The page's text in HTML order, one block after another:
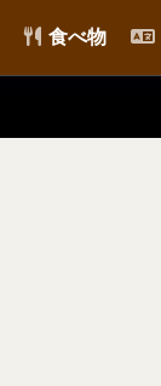
食べ物